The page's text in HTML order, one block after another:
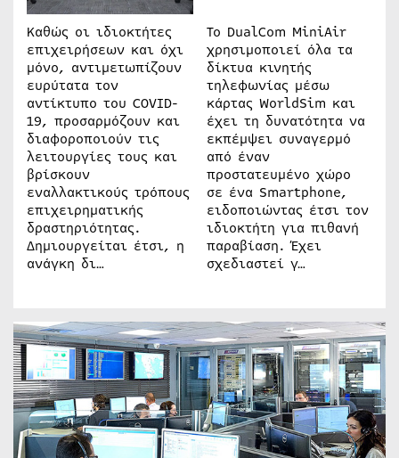
Καθώς οι ιδιοκτήτες
επιχειρήσεων και όχι
μόνο, αντιμετωπίζουν
ευρύτατα τον
αντίκτυπο του COVID-
19, προσαρμόζουν και
διαφοροποιούν τις
λειτουργίες τους και
βρίσκουν
εναλλακτικούς τρόπους
επιχειρηματικής
δραστηριότητας.
Δημιουργείται έτσι, η
ανάγκη δι…
Το DualCom MiniAir
χρησιμοποιεί όλα τα
δίκτυα κινητής
τηλεφωνίας μέσω
κάρτας WorldSim και
έχει τη δυνατότητα να
εκπέμψει συναγερμό
από έναν
προστατευμένο χώρο
σε ένα Smartphone,
ειδοποιώντας έτσι τον
ιδιοκτήτη για πιθανή
παραβίαση. Έχει
σχεδιαστεί γ…